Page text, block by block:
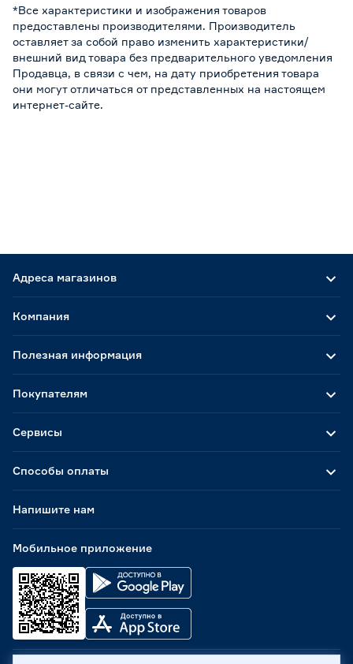
*Все характеристики и изображения товаров
предоставлены производителями. Производитель
оставляет за собой право изменить характеристики/
внешний вид товара без предварительного уведомления
Продавца, в связи с чем, на дату приобретения товара
они могут отличаться от представленных на настоящем
интернет-сайте.
Адреса магазинов
Способы оплаты
Мобильное приложение
Компания
Полезная информация
Покупателям
Сервисы
Напишите нам